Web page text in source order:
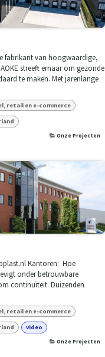
fabrikant van hoogwaardige,
streeft ernaar om gezonde
te maken. Met jarenlange
retail en e-commerce
Onze Projecten
Kantoren: ​​ Hoe
onder betrouwbare
continuïteit. Duizenden
retail en e-commerce
video
Onze Projecten